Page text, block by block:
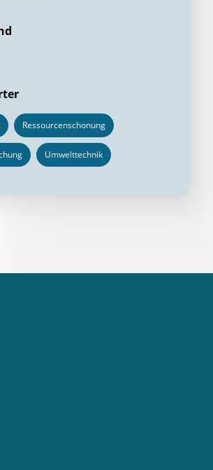
Ressourcenschonung
Umwelttechnik